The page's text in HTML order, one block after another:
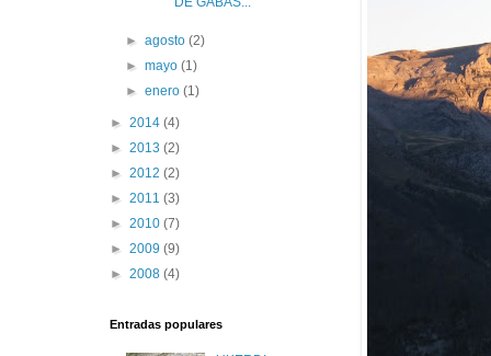
►agosto(2)
►mayo(1)
►enero(1)
► 2014 (4)
► 2013 (2)
► 2012 (2)
► 2011 (3)
► 2010 (7)
► 2009 (9)
► 2008 (4)
Entradas populares